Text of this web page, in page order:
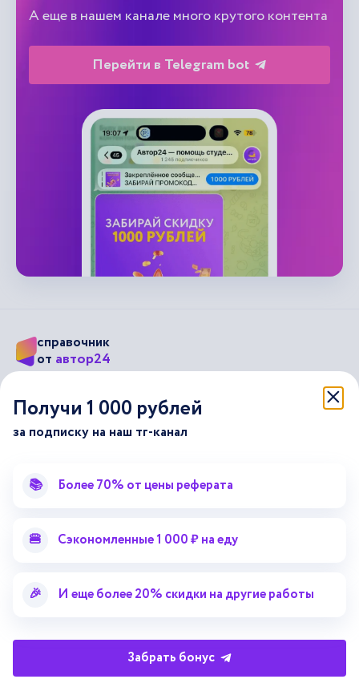
А еще в нашем канале много крутого контента
Перейти в Telegram bot
справочник
от автор24
Подписывайся на наши соц. сети
Лекторий
Справочник терминов
Последние статьи
Для правообладателей
Работа для репетиторов
Партнерская программа
Получи 1 000 рублей
за подписку на наш тг-канал
📚 Более 70% от цены реферата
🍔 Сэкономленные 1 000 ₽ на еду
🎉 И еще более 20% скидки на другие работы
Забрать бонус